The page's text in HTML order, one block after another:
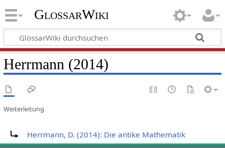
GlossarWiki
Herrmann (2014)
Weiterleitung
Herrmann, D. (2014): Die antike Mathematik